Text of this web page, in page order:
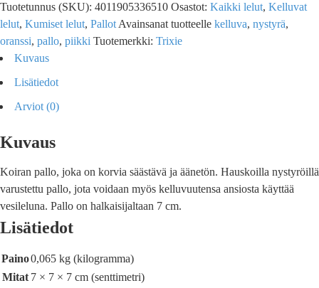
Tuotetunnus (SKU): 4011905336510 Osastot: Kaikki lelut, Kelluvat
lelut, Kumiset lelut, Pallot Avainsanat tuotteelle kelluva, nystyrä,
oranssi, pallo, piikki Tuotemerkki: Trixie
Kuvaus
Lisätiedot
Arviot (0)
Kuvaus
Koiran pallo, joka on korvia säästävä ja äänetön. Hauskoilla nystyröillä
varustettu pallo, jota voidaan myös kelluvuutensa ansiosta käyttää
vesileluna. Pallo on halkaisijaltaan 7 cm.
Lisätiedot
Paino0,065 kg (kilogramma)
Mitat 7 × 7 × 7 cm (senttimetri)